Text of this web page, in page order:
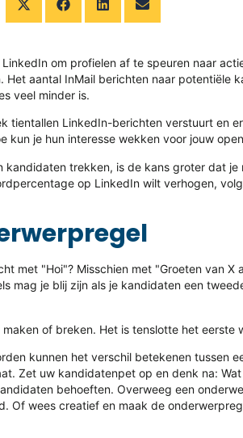
om profielen af te speuren naar
aantal InMail berichten naar potentiële
veel minder is.
tientallen LinkedIn-berichten verstuurt en
kun je hun interesse wekken voor jouw
trekken, is de kans groter dat
op LinkedIn wilt verhogen,
met "Hoi"? Misschien met "Groeten van X
mag je blij zijn als je kandidaten een
of breken. Het is tenslotte het eerste
kunnen het verschil betekenen tussen
Zet uw kandidatenpet op en denk na:
behoeften. Overweeg een
Of wees creatief en maak de